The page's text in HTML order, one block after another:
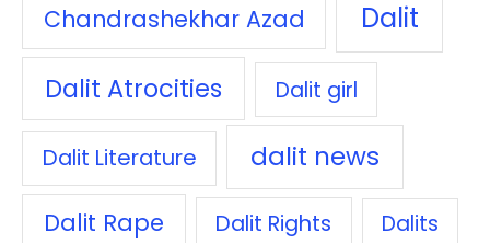
Chandrashekhar Azad Dalit
Dalit Atrocities Dalit girl
Dalit Literature dalit news
Dalit Rape Dalit Rights Dalits